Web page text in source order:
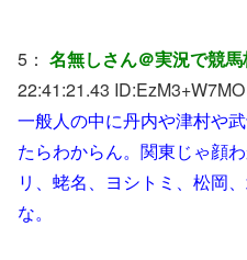
5： 名無しさん＠実況で競
22:41:21.43 ID:EzM3+W7MO
一般人の中に丹内や津村や
たらわからん。関東じゃ顔
リ、蛯名、ヨシトミ、松岡
な。